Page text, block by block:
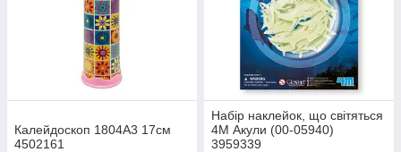
Калейдоскоп 1804A3 17см
4502161
Набір наклейок, що світяться
4M Акули (00-05940)
3959339